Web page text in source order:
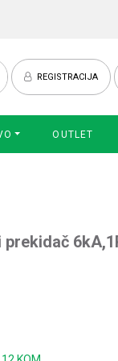
REGISTRACIJA
OUTLET